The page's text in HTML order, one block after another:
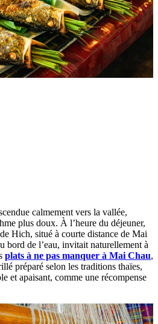
calmement vers la vallée,
plus doux. À l’heure du déjeuner,
Hich, situé à courte distance de Mai
bord de l’eau, invitait naturellement à
plats à ne pas manquer à Mai Chau,
préparé selon les traditions thaïes,
et apaisant, comme une récompense